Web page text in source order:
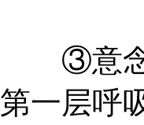
③意念≠
第一层呼